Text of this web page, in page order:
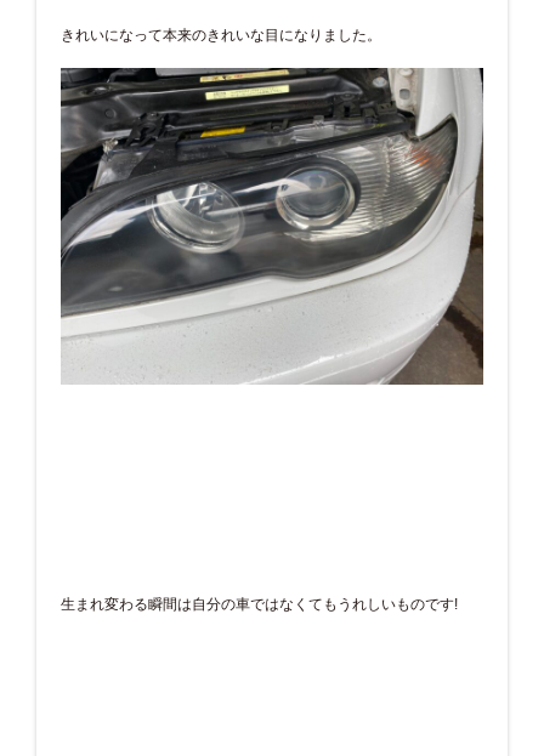
きれいになって本来のきれいな目になりました。
生まれ変わる瞬間は自分の車ではなくてもうれしいものです!